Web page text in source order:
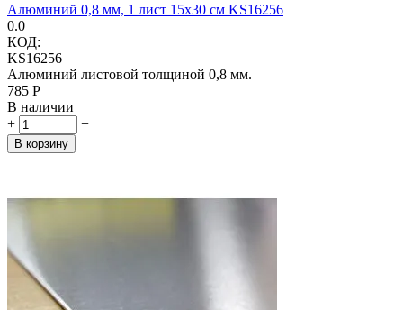
Алюминий 0,8 мм, 1 лист 15х30 см KS16256
0.0
КОД:
KS16256
Алюминий листовой толщиной 0,8 мм.
‍785‍ Р
В наличии
+
−
В корзину